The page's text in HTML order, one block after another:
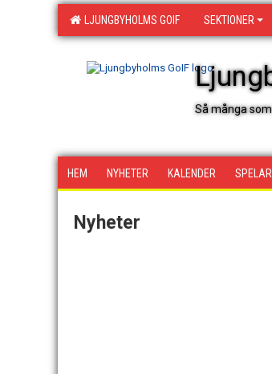
LJUNGBYHOLMS GOIF SEKTIONER
Så många
HEM NYHETER KALENDER
Nyheter